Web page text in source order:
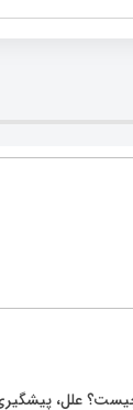
علل،